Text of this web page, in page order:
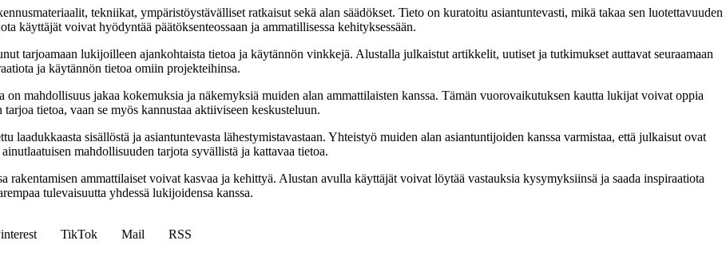
tekniikat, ympäristöystävälliset ratkaisut sekä alan säädökset. Tieto on kuratoitu asiantuntevasti, mikä takaa sen luotettavuuden
käyttäjät voivat hyödyntää päätöksenteossaan ja ammatillisessa kehityksessään.
tarjoamaan lukijoilleen ajankohtaista tietoa ja käytännön vinkkejä. Alustalla julkaistut artikkelit, uutiset ja tutkimukset auttavat seuraamaan
ja käytännön tietoa omiin projekteihinsa.
mahdollisuus jakaa kokemuksia ja näkemyksiä muiden alan ammattilaisten kanssa. Tämän vuorovaikutuksen kautta lukijat voivat oppia
tietoa, vaan se myös kannustaa aktiiviseen keskusteluun.
laadukkaasta sisällöstä ja asiantuntevasta lähestymistavastaan. Yhteistyö muiden alan asiantuntijoiden kanssa varmistaa, että julkaisut ovat
mahdollisuuden tarjota syvällistä ja kattavaa tietoa.
rakentamisen ammattilaiset voivat kasvaa ja kehittyä. Alustan avulla käyttäjät voivat löytää vastauksia kysymyksiinsä ja saada inspiraatiota
tulevaisuutta yhdessä lukijoidensa kanssa.
TikTok Mail
RSS